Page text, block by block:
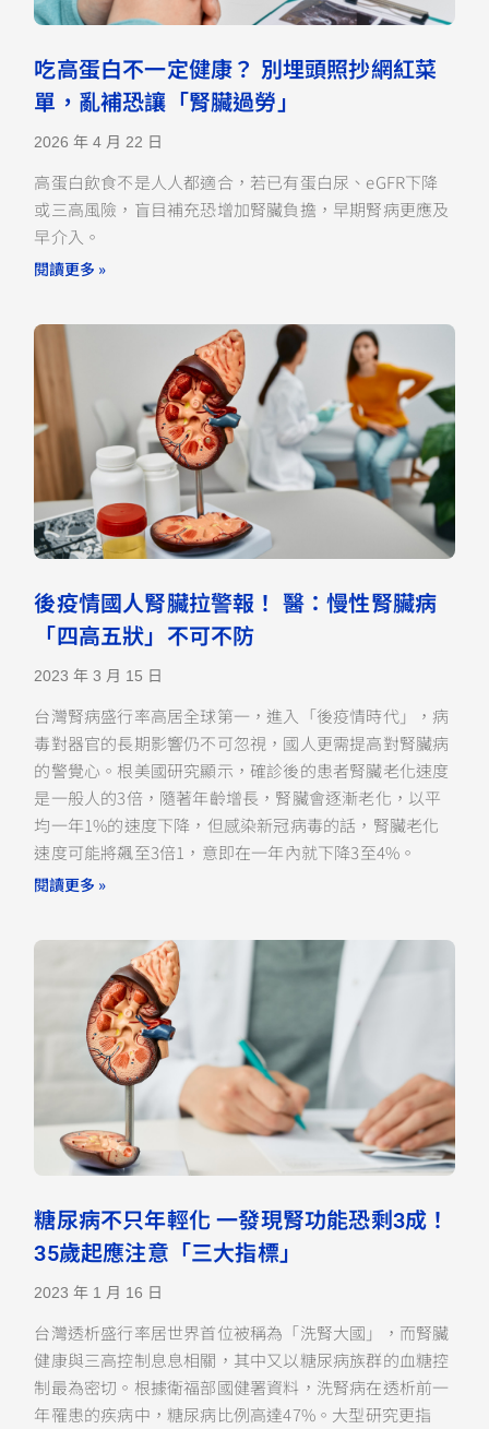
吃高蛋白不一定健康？ 別埋頭照抄網紅菜
單，亂補恐讓「腎臟過勞」
2026 年 4 月 22 日
高蛋白飲食不是人人都適合，若已有蛋白尿、eGFR下降
或三高風險，盲目補充恐增加腎臟負擔，早期腎病更應及
早介入。
閱讀更多 »
後疫情國人腎臟拉警報！ 醫：慢性腎臟病
「四高五狀」不可不防
2023 年 3 月 15 日
台灣腎病盛行率高居全球第一，進入「後疫情時代」，病
毒對器官的長期影響仍不可忽視，國人更需提高對腎臟病
的警覺心。根美國研究顯示，確診後的患者腎臟老化速度
是一般人的3倍，隨著年齡增長，腎臟會逐漸老化，以平
均一年1%的速度下降，但感染新冠病毒的話，腎臟老化
速度可能將飆至3倍1，意即在一年內就下降3至4%。
閱讀更多 »
糖尿病不只年輕化 一發現腎功能恐剩3成！
35歲起應注意「三大指標」
2023 年 1 月 16 日
台灣透析盛行率居世界首位被稱為「洗腎大國」，而腎臟
健康與三高控制息息相關，其中又以糖尿病族群的血糖控
制最為密切。根據衛福部國健署資料，洗腎病在透析前一
年罹患的疾病中，糖尿病比例高達47%。大型研究更指